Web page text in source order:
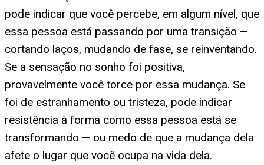
pode indicar que você percebe, em algum nível, que
essa pessoa está passando por uma transição —
cortando laços, mudando de fase, se reinventando.
Se a sensação no sonho foi positiva,
provavelmente você torce por essa mudança. Se
foi de estranhamento ou tristeza, pode indicar
resistência à forma como essa pessoa está se
transformando — ou medo de que a mudança dela
afete o lugar que você ocupa na vida dela.